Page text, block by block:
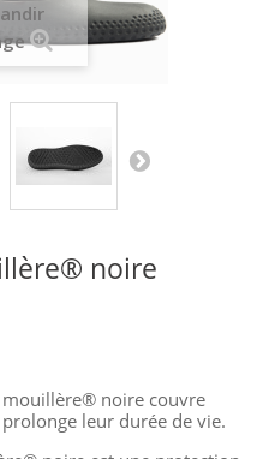
noire
noire couvre
leur durée de vie.